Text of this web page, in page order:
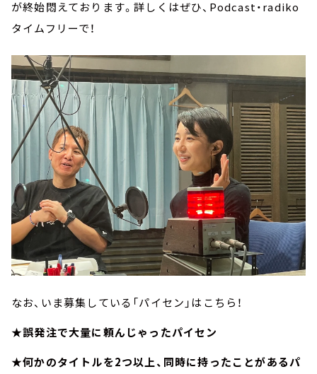
が終始悶えております。詳しくはぜひ、Podcast・radiko
タイムフリーで！
なお、いま募集している「パイセン」はこちら！
★誤発注で大量に頼んじゃったパイセン
★何かのタイトルを2つ以上、同時に持ったことがあるパ